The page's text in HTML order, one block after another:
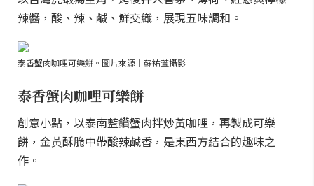
辣醬，酸、辣、鹹、鮮交織，展現五味調和。
泰香蟹肉咖哩可樂餅。圖片來源｜蘇祐萱攝影
泰香蟹肉咖哩可樂餅
創意小點，以泰南藍鑽蟹肉拌炒黃咖哩，再製成可樂
餅，金黃酥脆中帶酸辣鹹香，是東西方結合的趣味之
作。